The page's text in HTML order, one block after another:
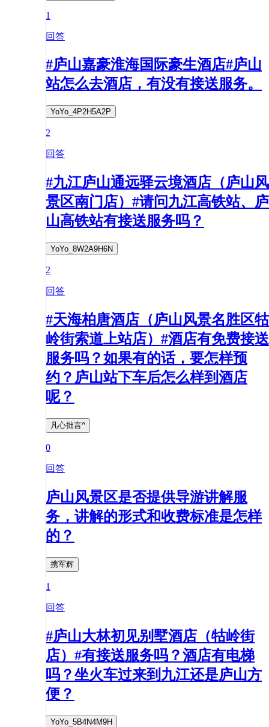
1
回答
#庐山嘉豪淮海国际豪生酒店#庐山
站怎么去酒店，有没有接送服务。
YoYo_4P2H5A2P
2
回答
#九江庐山通远驿云境酒店（庐山风
景区南门店）#请问九江高铁站、庐
山高铁站有接送服务吗？
YoYo_8W2A9H6N
2
回答
#天海柏唐酒店（庐山风景名胜区牯
岭街索道上站店）#酒店有免费接送
服务吗？如果有的话，要怎样预
约？庐山站下车后怎么样到酒店
呢？
凡心拙言^
0
回答
庐山风景区是否提供导游讲解服
务，讲解的形式和收费标准是怎样
的？
携军辉
1
回答
#庐山大林初见别墅酒店（牯岭街
店）#有接送服务吗？酒店有电梯
吗？坐火车过来到九江还是庐山方
便？
YoYo_5B4N4M9H